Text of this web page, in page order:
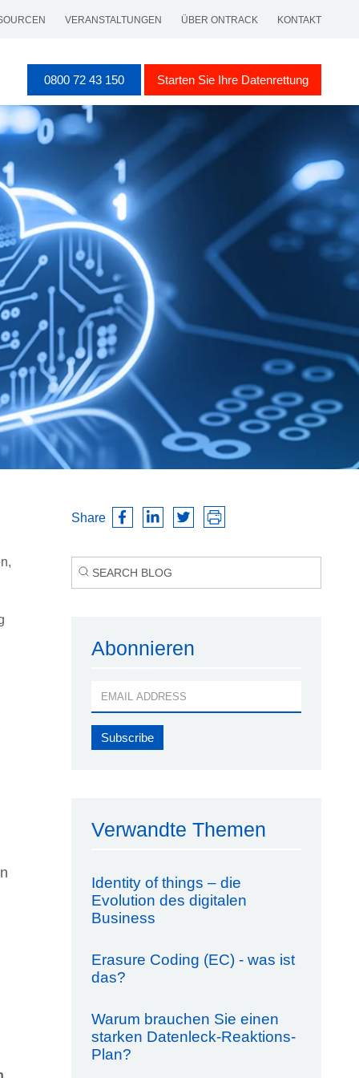
VERANSTALTUNGEN ÜBER ONTRACK KONTAKT
0800 72 43 150 Starten Sie Ihre Datenrettung
Share
Abonnieren
Verwandte Themen
Identity of things – die
Evolution des digitalen
Business
Erasure Coding (EC) - was ist
das?
Warum brauchen Sie einen
starken Datenleck-Reaktions-
Plan?